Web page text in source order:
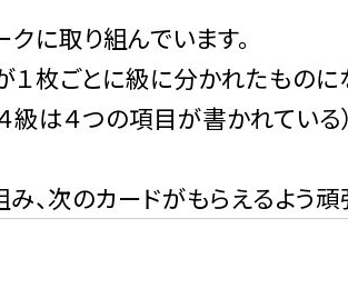
に取り組んでいます。
枚ごとに級に分かれたものに
級は４つの項目が書かれてい
、次のカードがもらえるよう頑